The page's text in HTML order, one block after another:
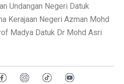
Undangan Negeri Datuk
Kerajaan Negeri Azman Mohd
Madya Datuk Dr Mohd Asri